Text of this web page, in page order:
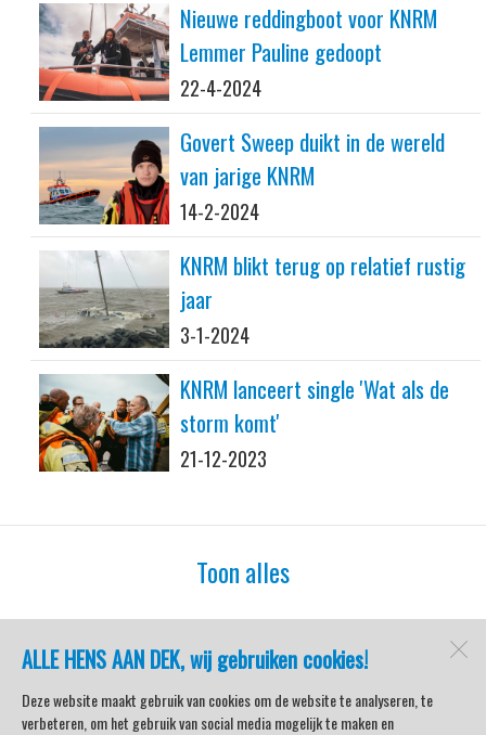
ALLE HENS AAN DEK, wij gebruiken cookies!
Deze website maakt gebruik van cookies om de website te analyseren, te
verbeteren, om het gebruik van social media mogelijk te maken en
Nieuwe reddingboot voor KNRM
Lemmer Pauline gedoopt
22-4-2024
Govert Sweep duikt in de wereld
van jarige KNRM
14-2-2024
KNRM blikt terug op relatief rustig
jaar
3-1-2024
KNRM lanceert single 'Wat als de
storm komt'
21-12-2023
Toon alles
watersport-tv
Lemmer